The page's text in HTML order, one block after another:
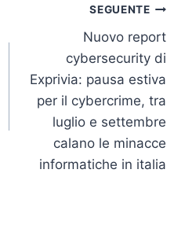
SEGUENTE
Nuovo report
cybersecurity di
Exprivia: pausa estiva
per il cybercrime, tra
luglio e settembre
calano le minacce
informatiche in italia